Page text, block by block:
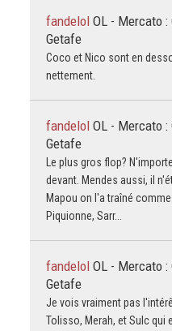
fandelol OL - Mercato
Getafe
Coco et Nico sont en
nettement.
fandelol OL - Mercato
Getafe
Le plus gros flop?
devant. Mendes aussi, il
Mapou on l'a traîné
Piquionne, Sarr...
fandelol OL - Mercato
Getafe
Je vois vraiment pas
Tolisso, Merah, et Sulc qui